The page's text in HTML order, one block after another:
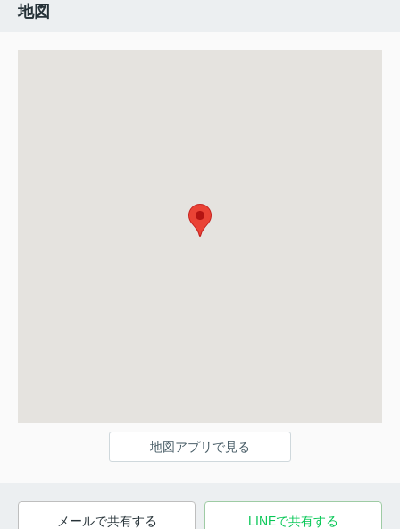
地図
地図アプリで見る
メールで共有する LINEで共有する